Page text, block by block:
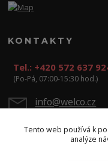
KONTAKTY
Tel.: +420 572 637
(Po-Pá, 07:00-15:30 hod.)
info@welco.cz
Tento web používá k
analýze